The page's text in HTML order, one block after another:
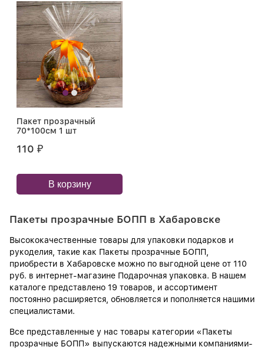
Пакет прозрачный
70*100см 1 шт
110 ₽
В корзину
Пакеты прозрачные БОПП в Хабаровске
Высококачественные товары для упаковки подарков и
рукоделия, такие как Пакеты прозрачные БОПП,
приобрести в Хабаровске можно по выгодной цене от 110
руб. в интернет-магазине Подарочная упаковка. В нашем
каталоге представлено 19 товаров, и ассортимент
постоянно расширяется, обновляется и пополняется нашими
специалистами.
Все представленные у нас товары категории «Пакеты
прозрачные БОПП» выпускаются надежными компаниями-